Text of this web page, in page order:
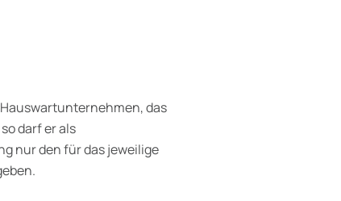
das
darf er als
nur den für das jeweilige